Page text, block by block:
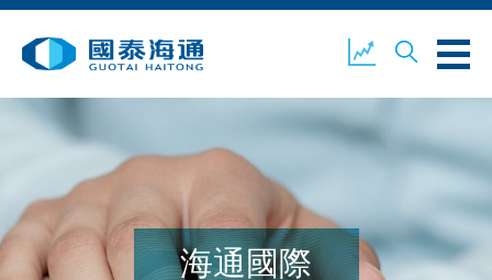
關於我們 業務概覽
海通國際